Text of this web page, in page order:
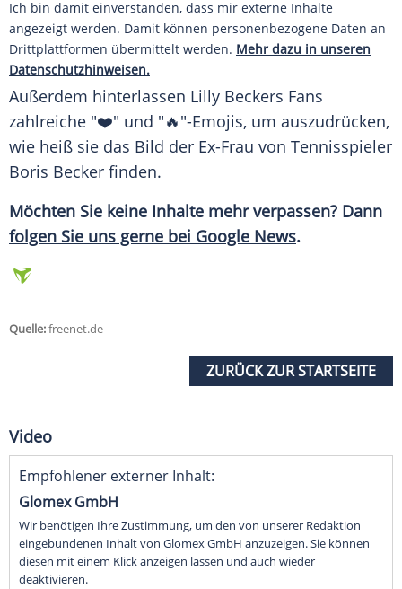
Ich bin damit einverstanden, dass mir externe Inhalte
angezeigt werden. Damit können personenbezogene Daten an
Drittplattformen übermittelt werden. Mehr dazu in unseren
Datenschutzhinweisen.
Außerdem hinterlassen Lilly Beckers Fans
zahlreiche "❤️" und "🔥"-Emojis, um auszudrücken,
wie heiß sie das Bild der Ex-Frau von Tennisspieler
Boris Becker finden.
Möchten Sie keine Inhalte mehr verpassen? Dann
folgen Sie uns gerne bei Google News.
Quelle:freenet.de
ZURÜCK ZUR STARTSEITE
Video
Empfohlener externer Inhalt:
Glomex GmbH
Wir benötigen Ihre Zustimmung, um den von unserer Redaktion
eingebundenen Inhalt von Glomex GmbH anzuzeigen. Sie können
diesen mit einem Klick anzeigen lassen und auch wieder
deaktivieren.